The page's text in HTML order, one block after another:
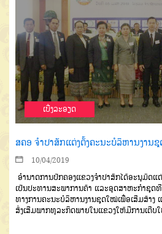
ເບີ່ງລະອຽດ
ສຄອ ຈຳປາສັກແຕ່ງຕັ້ງຄະນະບໍລິຫານງານ
10/04/2019
ອໍານາດການປົກຄອງແຂວງຈໍາປາສັກໄດ້ອະນຸມັດແ
ເປັນປະທານສະພາການຄ້າ ແລະອຸດສາຫະກໍາຊຸດ
ທາງການຄະນະບໍລິຫານງານຊຸດໃໝ່ເພື່ອເສີມສ້າງ
ສົ່ງເສີມພາກທຸລະກິດພາຍໃນແຂວງໃຫ້ມີການເຕີບ